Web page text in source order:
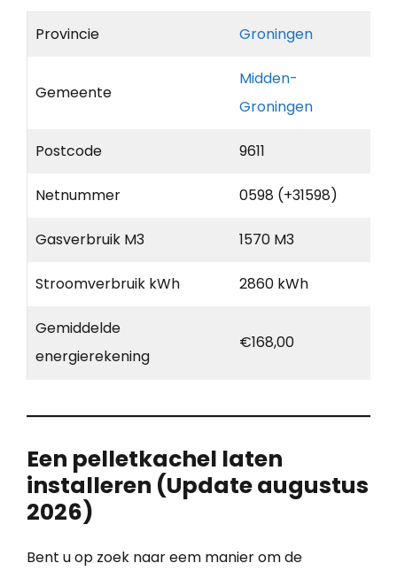
Provincie Groningen
Gemeente
Midden-
Groningen
Postcode 9611
Netnummer 0598 (+31598)
Gasverbruik M3 1570 M3
Stroomverbruik kWh 2860 kWh
Gemiddelde
energierekening
€168,00
Een pelletkachel laten
installeren (Update augustus
2026)
Bent u op zoek naar eem manier om de